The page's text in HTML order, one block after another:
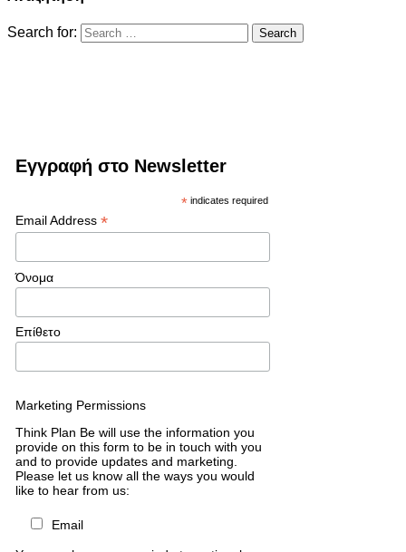
Search for:
Εγγραφή στο Newsletter
* indicates required
Email Address *
Όνομα
Επίθετο
Marketing Permissions
Think Plan Be will use the information you
provide on this form to be in touch with you
and to provide updates and marketing.
Please let us know all the ways you would
like to hear from us:
Email